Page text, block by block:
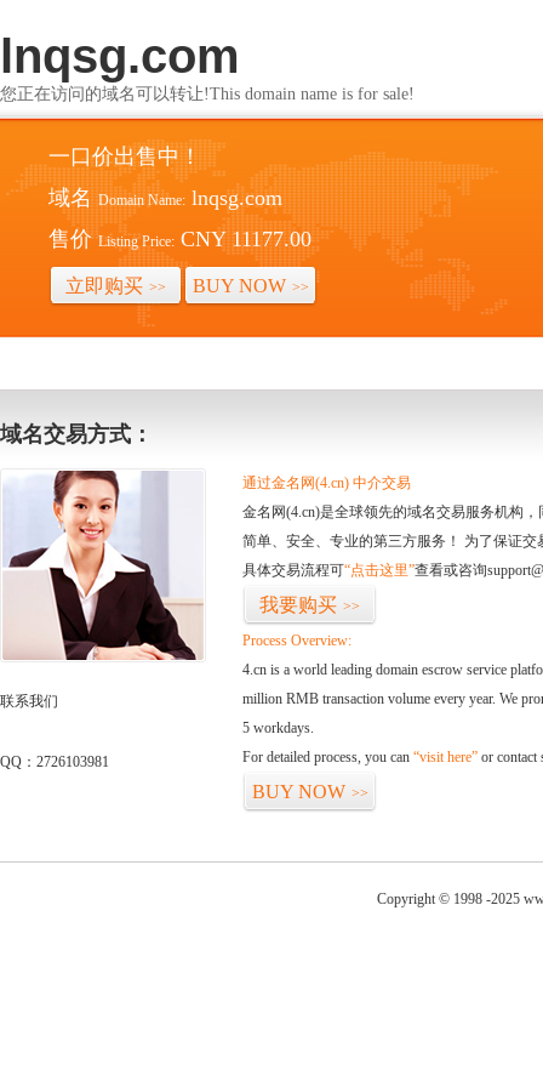
lnqsg.com
您正在访问的域名可以转让!This domain name is for sale!
一口价出售中！
域名 Domain Name: lnqsg.com
售价 Listing Price: CNY 11177.00
立即购买 >> BUY NOW >>
域名交易方式：
联系我们
QQ：2726103981
通过金名网(4.cn) 中介交易
金名网(4.cn)是全球领先的域名交易服务机构
简单、安全、专业的第三方服务！ 为了保证
具体交易流程可“点击这里”查看或咨询
我要购买 >>
Process Overview:
4.cn is a world leading domain escrow service
million RMB transaction volume every year. We
5 workdays.
For detailed process, you can “visit here” or contact
BUY NOW >>
Copyright © 1998 -2025